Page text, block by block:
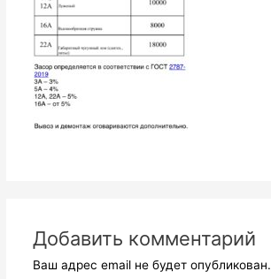
Добавить комментарий
Ваш адрес email не будет опубликован.